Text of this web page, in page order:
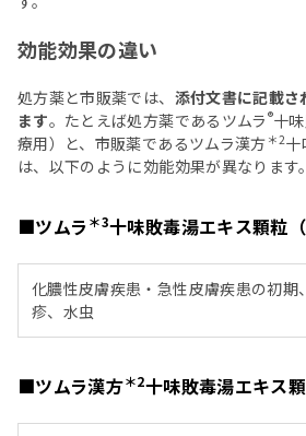
効能効果の違い
処方薬と市販薬では、 添付文書に記載さ
ます。たとえば処方薬であるツムラ ®十
療用）と、市販薬であるツムラ漢方 ＊2十
は、以下のように効能効果が異なります。
■ツムラ＊3十味敗毒湯エキス顆粒（
化膿性皮膚疾患・急性皮膚疾患の初期
疹、水虫
■ツムラ漢方＊2十味敗毒湯エキス